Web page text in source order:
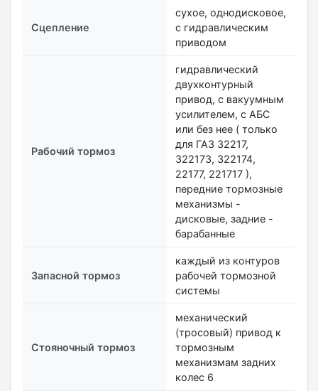
Сцепление
сухое, однодисковое,
с гидравлическим
приводом
Рабочий тормоз
гидравлический
двухконтурный
привод, с вакуумным
усилителем, с АБС
или без нее ( только
для ГАЗ 32217,
322173, 322174,
22177, 221717 ),
передние тормозные
механизмы -
дисковые, задние -
барабанные
Запасной тормоз
каждый из контуров
рабочей тормозной
системы
Стояночный тормоз
механический
(тросовый) привод к
тормозным
механизмам задних
колес 6